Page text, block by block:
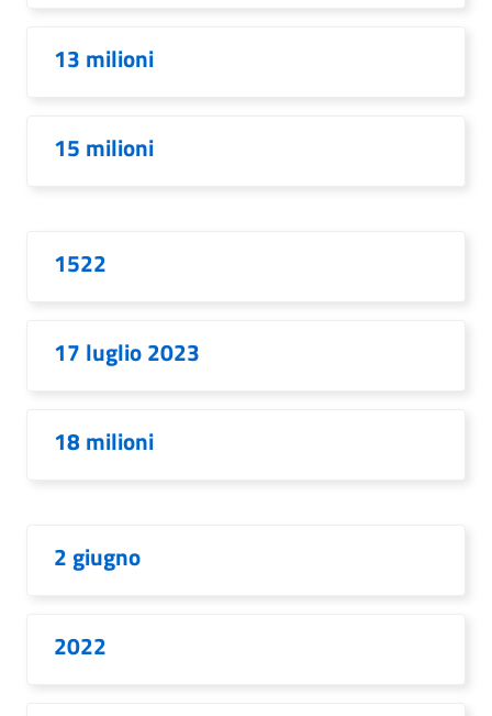
13 milioni
15 milioni
1522
17 luglio 2023
18 milioni
2 giugno
2022